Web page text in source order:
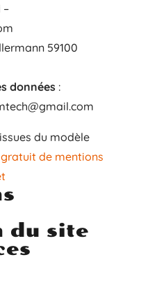
–
59100
données :
du modèle
de mentions
du site